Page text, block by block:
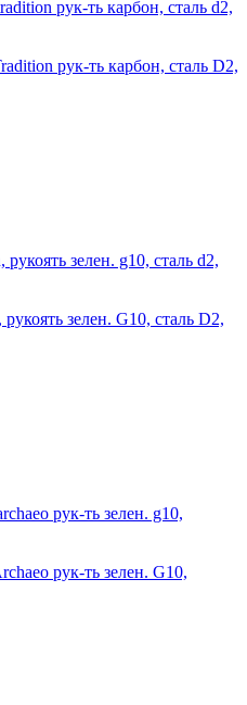
рук-ть карбон, сталь D2,
зелен. G10, сталь D2,
рук-ть зелен. G10,